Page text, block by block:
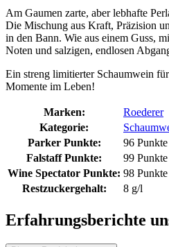
Am Gaumen zarte, aber lebhafte
Die Mischung aus Kraft, Präzision
in den Bann. Wie aus einem Guss,
Noten und salzigen, endlosen
Ein streng limitierter Schaumwein
Momente im Leben!
Marken:
Roederer
Kategorie:
Parker Punkte:
96 Punkte
Falstaff Punkte:
99 Punkte
Wine Spectator Punkte: 98 Punkte
Restzuckergehalt:
8 g/l
Erfahrungsberichte